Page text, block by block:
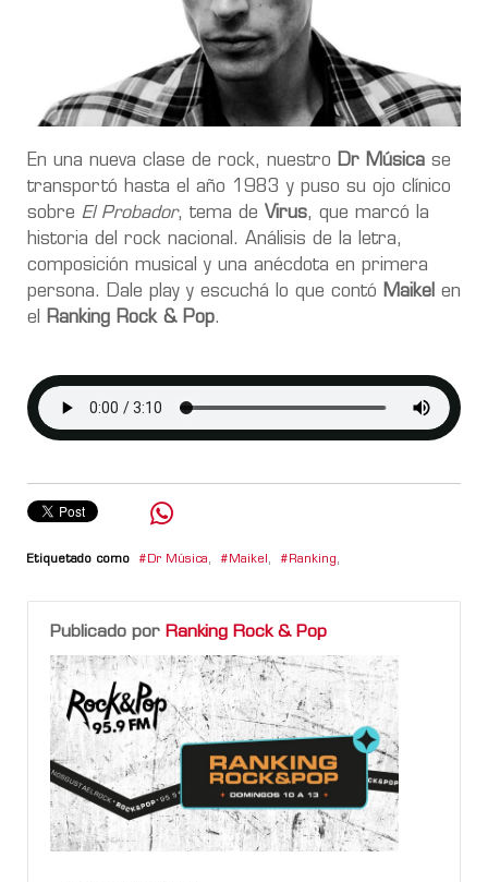
En una nueva clase de rock, nuestro Dr Música se
transportó hasta el año 1983 y puso su ojo clínico
sobre El Probador, tema de Virus, que marcó la
historia del rock nacional. Análisis de la letra,
composición musical y una anécdota en primera
persona. Dale play y escuchá lo que contó
Maikel en
el
Ranking Rock & Pop.
Etiquetado como Dr Música, Maikel , Ranking,
Publicado por Ranking Rock & Pop